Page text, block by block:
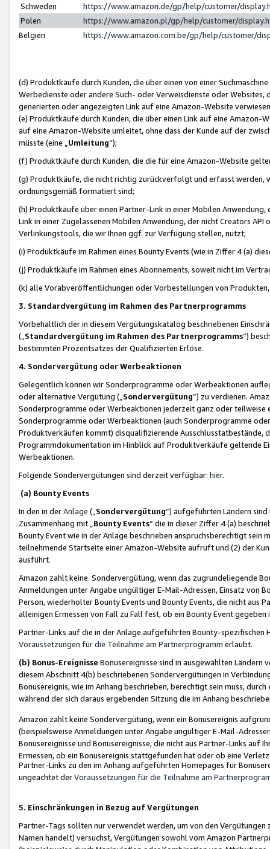
Schweden
https://www.amazon.de/gp/help/customer/
Polen
https://www.amazon.pl/gp/help/customer/
Belgien
https://www.amazon.com.be/gp/help/customer/
(d) Produktkäufe durch Kunden, die über einen von einer
Werbedienste oder andere Such- oder Verweisdienste oder Websites,
generierten oder angezeigten Link auf eine Amazon-Website
(e) Produktkäufe durch Kunden, die über einen Link auf eine
auf eine Amazon-Website umleitet, ohne dass der Kunde auf der
müsste (eine „ Umleitung“);
(f) Produktkäufe durch Kunden, die die für eine Amazon-Website
(g) Produktkäufe, die nicht richtig zurückverfolgt und erfasst werden,
ordnungsgemäß formatiert sind;
(h) Produktkäufe über einen Partner-Link in einer Mobilen
Link in einer Zugelassenen Mobilen Anwendung, der nicht Creators
Verlinkungstools, die wir Ihnen ggf. zur Verfügung stellen, nutzt;
(i) Produktkäufe im Rahmen eines Bounty Events (wie in Ziffer 4 (a)
(j) Produktkäufe im Rahmen eines Abonnements, soweit nicht im
(k) alle Vorabveröffentlichungen oder Vorbestellungen von
3. Standardvergütung im Rahmen des Partnerprogramms
Vorbehaltlich der in diesem Vergütungskatalog beschriebenen
(„ Standardvergütung im Rahmen des Partnerprogramms“)
bestimmten Prozentsatzes der Qualifizierten Erlöse.
4. Sondervergütung oder Werbeaktionen
Gelegentlich können wir Sonderprogramme oder Werbeaktionen
oder alternative Vergütung („ Sondervergütung”) zu verdienen.
Sonderprogramme oder Werbeaktionen jederzeit ganz oder
Sonderprogramme oder Werbeaktionen (auch Sonderprogramme
Produktverkäufen kommt) disqualifizierende Ausschlusstatbestände,
Programmdokumentation im Hinblick auf Produktverkäufe geltende
Werbeaktionen.
Folgende Sondervergütungen sind derzeit verfügbar: hier.
(a) Bounty Events
In den in derAnlage („ Sondervergütung“) aufgeführten Ländern
Zusammenhang mit „ Bounty Events“ die in dieser Ziffer 4 (a)
Bounty Event wie in der Anlage beschrieben anspruchsberechtigt sein
teilnehmende Startseite einer Amazon-Website aufruft und (2) der
ausführt.
Amazon zahlt keine Sondervergütung, wenn das zugrundeliegende
Anmeldungen unter Angabe ungültiger E-Mail-Adressen, Einsatz von
Person, wiederholter Bounty Events und Bounty Events, die nicht
alleinigen Ermessen von Fall zu Fall fest, ob ein Bounty Event
Partner-Links auf die in der Anlage aufgeführten Bounty-spezifischen
Voraussetzungen für die Teilnahme am Partnerprogramm erlaubt.
(b) Bonus-Ereignisse Bonusereignisse sind in ausgewählten Ländern
diesem Abschnitt 4(b) beschriebenen Sondervergütungen in
Bonusereignis, wie im Anhang beschrieben, berechtigt sein muss,
während der sich daraus ergebenden Sitzung die im Anhang
Amazon zahlt keine Sondervergütung, wenn ein Bonusereignis
(beispielsweise Anmeldungen unter Angabe ungültiger E-Mail-
Bonusereignisse und Bonusereignisse, die nicht aus Partner-Links auf
Ermessen, ob ein Bonusereignis stattgefunden hat oder ob eine
Partner-Links zu den im Anhang aufgeführten Homepages für
ungeachtet derVoraussetzungen für die Teilnahme am
5. Einschränkungen in Bezug auf Vergütungen
Partner-Tags sollten nur verwendet werden, um von den
Namen handelt) versuchst, Vergütungen sowohl vom Amazon